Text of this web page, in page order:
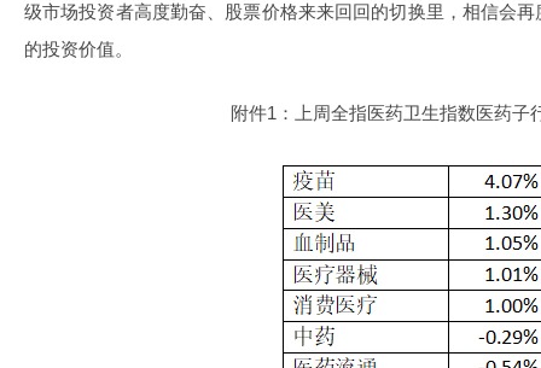
级市场投资者高度勤奋、股票价格来来回回的切换里，相信会
的投资价值。
附件1：上周全指医药卫生指数医药子